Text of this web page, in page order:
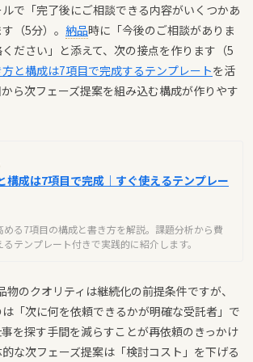
で「完了後にご相談できる内容がいくつかあ
（5分）。 納品時に「今後のご相談がありま
ださい」と添えて、次の接点を作ります（5
と構成は7項目で完成するテンプレートを活
ら次フェーズ提案を組み込む構成が作りやす
構成は7項目で完成｜すぐ使えるテンプレー
める7項目の構成と書き方を解説。課題分析から費
テンプレート付きで実践的に紹介します。
物のクオリティは継続化の前提条件ですが、
「次に何を依頼できるかが明確な受託者」で
を探す手間を減らすことが再依頼のきっかけ
な次フェーズ提案は「検討コスト」を下げる